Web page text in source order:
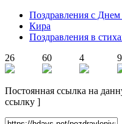
Поздравления с
Кира
Поздравления в
26
60 4 9
Постоянная ссылка на
ссылку ]